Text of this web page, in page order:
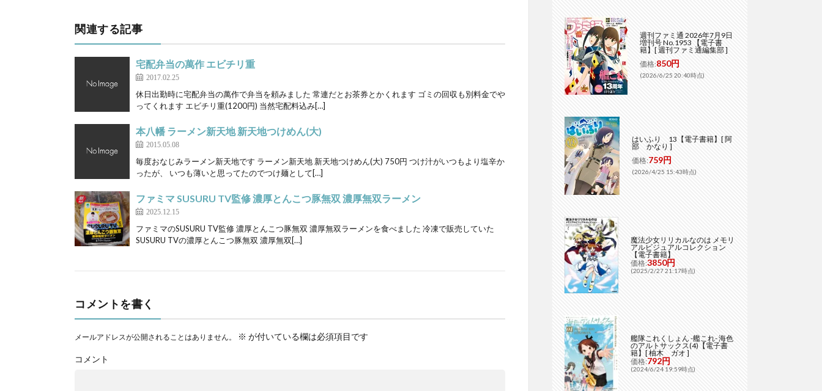
関連する記事
宅配弁当の萬作 エビチリ重
2017.02.25
休日出勤時に宅配弁当の萬作で弁当を頼みました 常連だとお茶券とかくれます ゴミの回収も別料金でや
ってくれます エビチリ重(1200円) 当然宅配料込み[…]
本八幡 ラーメン新天地 新天地つけめん(大)
2015.05.08
毎度おなじみラーメン新天地です ラーメン新天地 新天地つけめん(大) 750円 つけ汁がいつもより塩辛か
ったが、 いつも薄いと思ってたのでつけ麺として[…]
ファミマ SUSURU TV監修 濃厚とんこつ豚無双 濃厚無双ラーメン
2025.12.15
ファミマのSUSURU TV監修 濃厚とんこつ豚無双 濃厚無双ラーメンを食べました 冷凍で販売していた
SUSURU TVの濃厚とんこつ豚無双 濃厚無双[…]
コメントを書く
メールアドレスが公開されることはありません。 ※ が付いている欄は必須項目です
コメント
週刊ファミ通 2026年7月9日
増刊号 No.1953 【電子書
籍】[ 週刊ファミ通編集部 ]
価格:850円
(2026/6/25 20:40時点)
はいふり 13【電子書籍】[ 阿
部 かなり ]
価格:759円
(2026/4/25 15:43時点)
魔法少女リリカルなのは メモリ
アルビジュアルコレクション
【電子書籍】
価格:3850円
(2025/2/27 21:17時点)
艦隊これくしょん -艦これ- 海色
のアルトサックス(4)【電子書
籍】[ 柚木 ガオ ]
価格:792円
(2024/6/24 19:59時点)